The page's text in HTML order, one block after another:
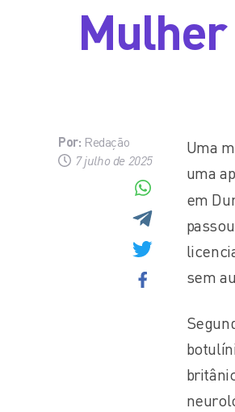
Mulher
Por: Redação
7 julho de 2025
Uma
uma
em
sem